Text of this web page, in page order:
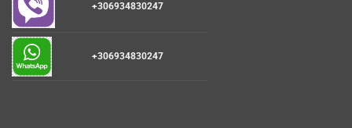
+306934830247
+306934830247